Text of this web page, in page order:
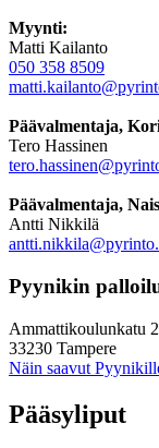
Myynti:
Matti Kailanto
050 358 8509
Päävalmentaja,
Tero Hassinen
Päävalmentaja,
Antti Nikkilä
Pyynikin
Ammattikoulunkatu
33230 Tampere
Näin saavut
Pääsyliput